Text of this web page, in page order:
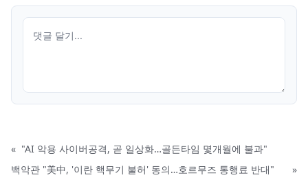
« "AI 악용 사이버공격, 곧 일상화…골든타임 몇개월에 불과"
백악관 "美中, '이란 핵무기 불허' 동의…호르무즈 통행료 반대"
»